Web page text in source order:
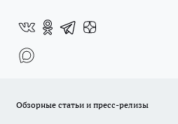
Обзорные статьи и пресс-релизы